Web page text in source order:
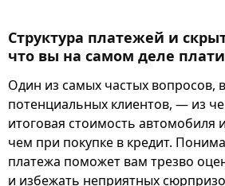
Структура платежей и
что вы на самом деле
Один из самых частых вопросов,
потенциальных клиентов, — из
итоговая стоимость
чем при покупке в кредит.
платежа поможет вам трезво
и избежать неприятных